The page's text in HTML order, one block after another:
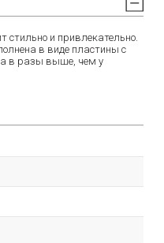
стильно и привлекательно.
в виде пластины с
в разы выше, чем у